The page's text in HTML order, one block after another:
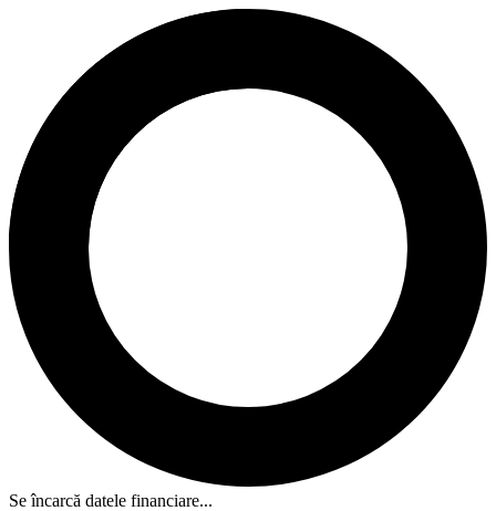
Se încarcă datele financiare...